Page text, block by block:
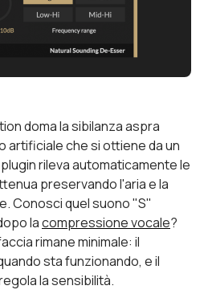
doma la sibilanza aspra
artificiale che si ottiene da un
rileva automaticamente le
preservando l'aria e la
Conosci quel suono "S"
lacompressione vocale?
rimane minimale: il
sta funzionando, e il
la sensibilità.